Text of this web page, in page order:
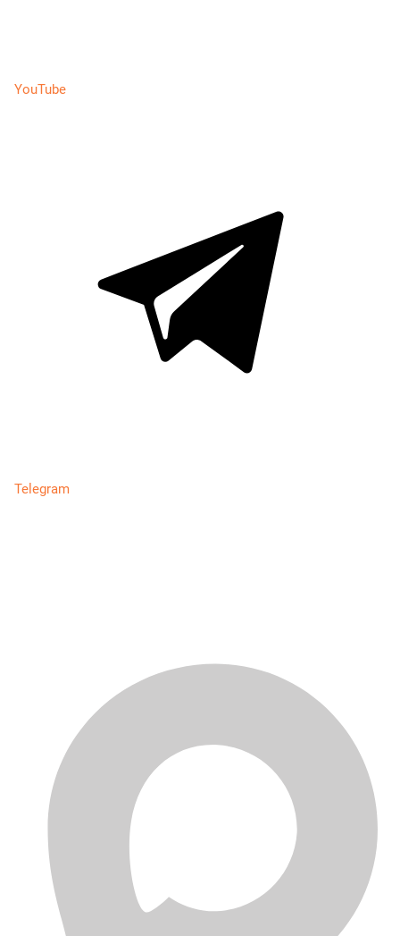
YouTube
Telegram